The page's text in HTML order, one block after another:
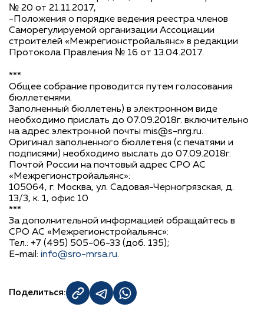
№ 20 от 21.11.2017,
-Положения о порядке ведения реестра членов
Саморегулируемой организации Ассоциации
строителей «Межрегионстройальянс» в редакции
Протокола Правления № 16 от 13.04.2017.
***
Общее собрание проводится путем голосования
бюллетенями.
Заполненный бюллетень) в электронном виде
необходимо прислать до 07.09.2018г. включительно
на адрес электронной почты mis@s-nrg.ru.
Оригинал заполненного бюллетеня (с печатями и
подписями) необходимо выслать до 07.09.2018г.
Почтой России на почтовый адрес СРО АС
«Межрегионстройальянс»:
105064, г. Москва, ул. Садовая-Черногрязская, д.
13/3, к. 1, офис 10
***
За дополнительной информацией обращайтесь в
СРО АС «Межрегионстройальянс»:
Тел.: +7 (495) 505-06-33 (доб. 135);
E-mail: info@sro-mrsa.ru.
Поделиться: